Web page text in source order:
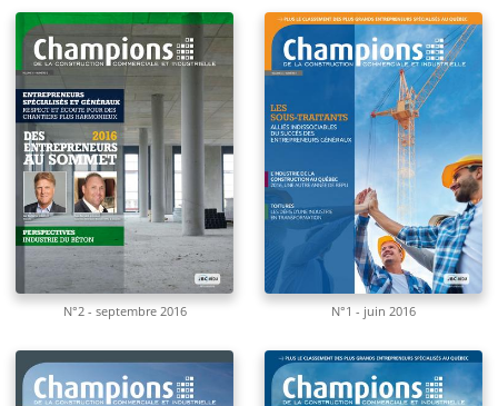
N°2 - septembre 2016 N°1 - juin 2016